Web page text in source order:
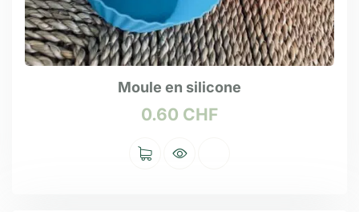
Moule en silicone
0.60 CHF